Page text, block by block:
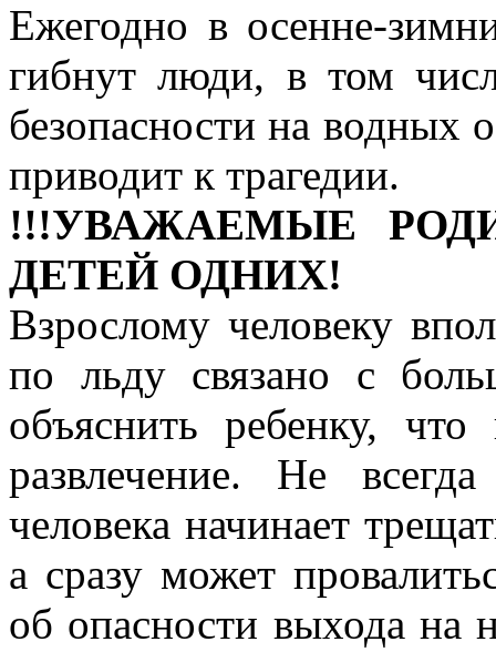
Ежегодно в осенне-
гибнут люди, в том
безопасности на водных
приводит к трагедии.
!!!УВАЖАЕМЫЕ
ДЕТЕЙ ОДНИХ!
Взрослому человеку
по льду связано с
объяснить ребенку,
развлечение. Не
человека начинает
а сразу может
об опасности выхода на